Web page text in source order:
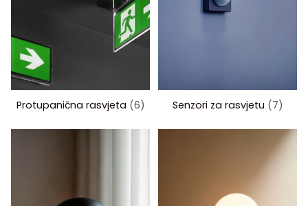
Protupanična rasvjeta (6) Senzori za rasvjetu (7)